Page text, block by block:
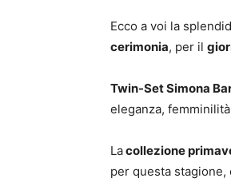
Ecco a voi la
cerimonia, per il
Twin-Set Simona
eleganza,
Lacollezione
per questa